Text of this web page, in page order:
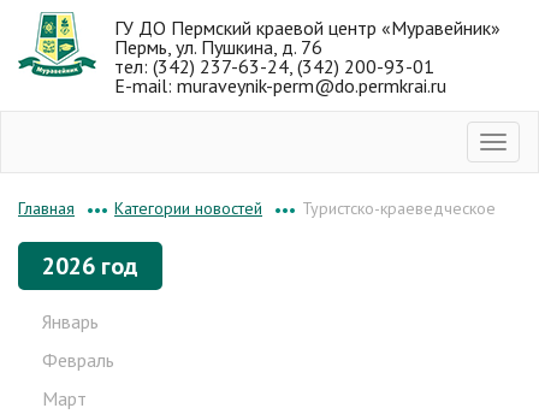
ГУ ДО Пермский краевой центр «Муравейник»
Пермь, ул. Пушкина, д. 76
тел: (342) 237-63-24, (342) 200-93-01
E-mail: muraveynik-perm@do.permkrai.ru
Главная ••• Категории новостей ••• Туристско-краеведческое
2026 год
Январь
Февраль
Март